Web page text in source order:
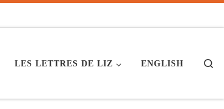
LES LETTRES DE LIZ ENGLISH